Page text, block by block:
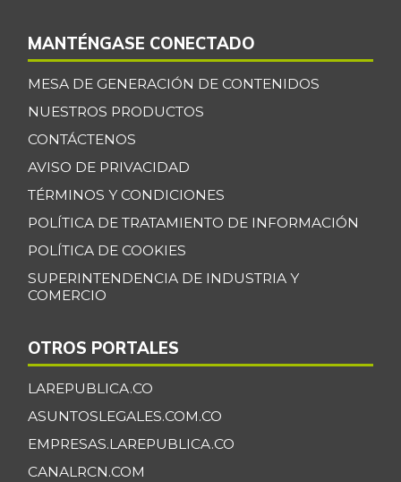
MANTÉNGASE CONECTADO
MESA DE GENERACIÓN DE CONTENIDOS
NUESTROS PRODUCTOS
CONTÁCTENOS
AVISO DE PRIVACIDAD
TÉRMINOS Y CONDICIONES
POLÍTICA DE TRATAMIENTO DE INFORMACIÓN
POLÍTICA DE COOKIES
SUPERINTENDENCIA DE INDUSTRIA Y
COMERCIO
OTROS PORTALES
LAREPUBLICA.CO
ASUNTOSLEGALES.COM.CO
EMPRESAS.LAREPUBLICA.CO
CANALRCN.COM